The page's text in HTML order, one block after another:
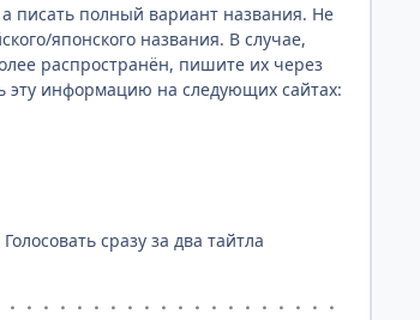
писать полный вариант названия. Не
японского названия. В случае,
распространён, пишите их через
эту информацию на следующих сайтах:
сразу за два тайтла
・・・・・・・・・・・・・・・・・・・